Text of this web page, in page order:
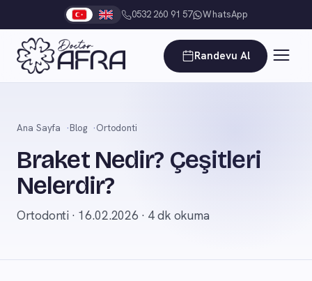
0532 260 91 57 WhatsApp
Randevu Al
Ana Sayfa Blog Ortodonti
Braket Nedir? Çeşitleri
Nelerdir?
Ortodonti · 16.02.2026 · 4 dk okuma